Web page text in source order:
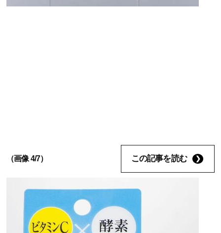
（画像 4/7） この記事を読む